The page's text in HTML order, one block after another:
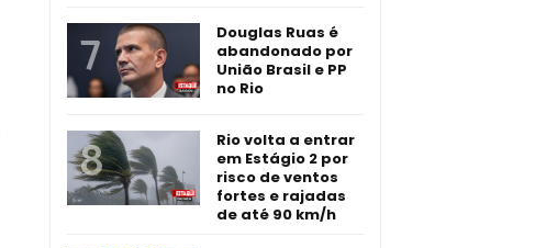
Douglas Ruas é
abandonado por
União Brasil e PP
no Rio
Rio volta a entrar
em Estágio 2 por
risco de ventos
fortes e rajadas
de até 90 km/h